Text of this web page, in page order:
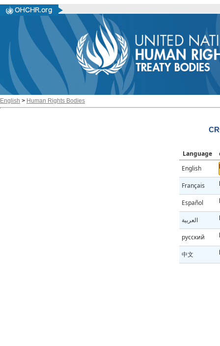
English > Human Rights Bodies
Language
English
Français
Español
العربية
русский
中文